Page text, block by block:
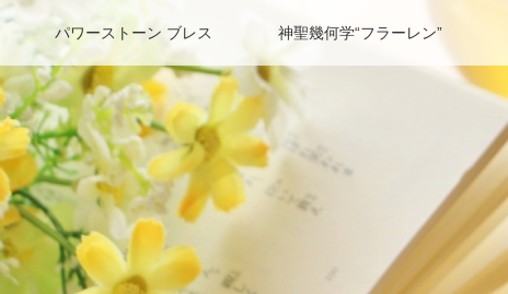
パワーストーン ブレス 神聖幾何学“フラーレン”